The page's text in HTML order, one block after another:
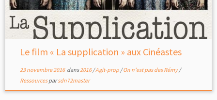
Le film « La supplication » aux Cinéastes
23 novembre 2016dans2016/Agit-prop /On n'est pas des Rémy/
Ressourcesparsdn72master